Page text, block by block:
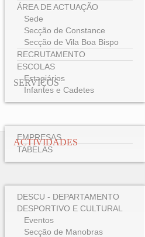
ÁREA DE ACTUAÇÃO
Sede
Secção de Constance
Secção de Vila Boa Bispo
RECRUTAMENTO
ESCOLAS
Estagiários
Infantes e Cadetes
SERVIÇOS
EMPRESAS
TABELAS
ACTIVIDADES
DESCU - DEPARTAMENTO
DESPORTIVO E CULTURAL
Eventos
Secção de Manobras